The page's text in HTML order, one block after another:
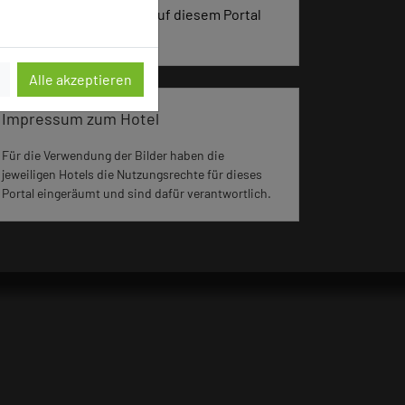
Alle akzeptieren
vergangenen 30 Tagen auf diesem Portal
Impressum zum Hotel
Für die Verwendung der Bilder haben die
jeweiligen Hotels die Nutzungsrechte für dieses
Portal eingeräumt und sind dafür verantwortlich.